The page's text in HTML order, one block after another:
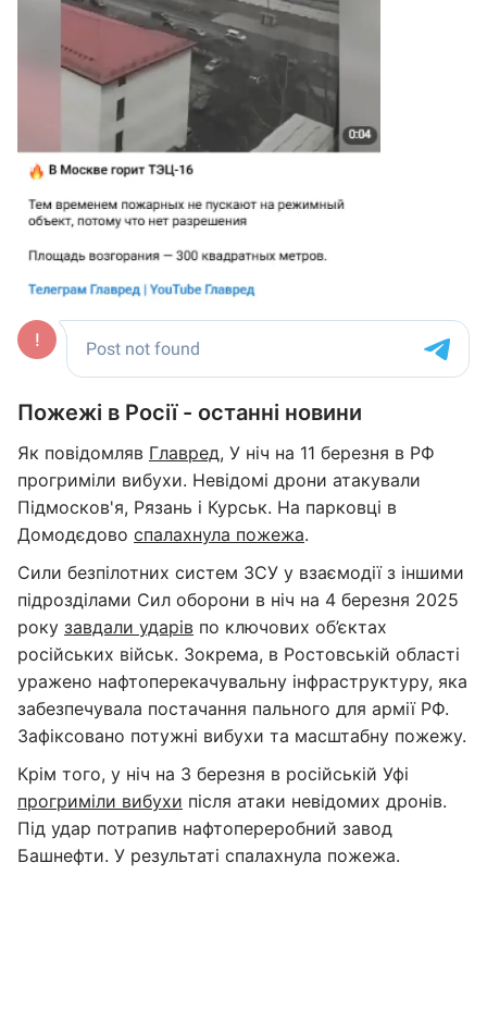
Пожежі в Росії - останні новини
Як повідомляв Главред, У ніч на 11 березня в РФ
прогриміли вибухи. Невідомі дрони атакували
Підмосков'я, Рязань і Курськ. На парковці в
Домодєдово спалахнула пожежа.
Сили безпілотних систем ЗСУ у взаємодії з іншими
підрозділами Сил оборони в ніч на 4 березня 2025
року завдали ударів по ключових об’єктах
російських військ. Зокрема, в Ростовській області
уражено нафтоперекачувальну інфраструктуру, яка
забезпечувала постачання пального для армії РФ.
Зафіксовано потужні вибухи та масштабну пожежу.
Крім того, у ніч на 3 березня в російській Уфі
прогриміли вибухи після атаки невідомих дронів.
Під удар потрапив нафтопереробний завод
Башнефти. У результаті спалахнула пожежа.